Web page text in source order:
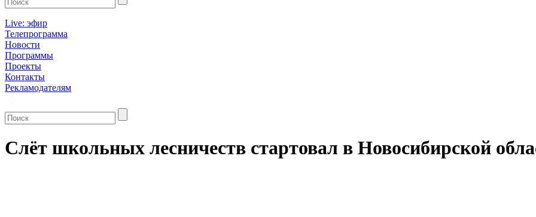
Live: эфир
Телепрограмма
Новости
Программы
Проекты
Контакты
Рекламодателям
Слёт школьных лесничеств стартовал в Новосибирской